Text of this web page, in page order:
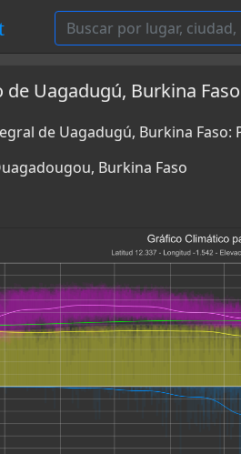
Uagadugú, Burkina Faso
de Uagadugú, Burkina Faso:
Burkina Faso